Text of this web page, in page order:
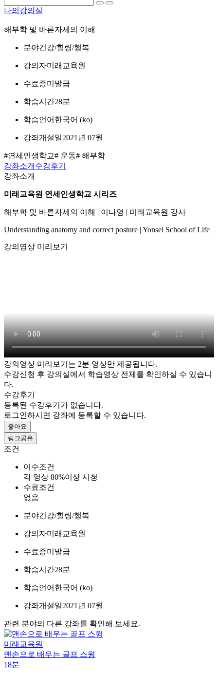
나의강의실
해부학 및 바른자세의 이해
분야건강/힐링/행복
강의자미래교육원
수료증미발급
학습시간28분
학습언어 한국어 ‎(ko)‎
강좌개설일2021년 07월
#연세인생학교# 운동# 해부학
강좌소개 수강후기
강좌소개
미래교육원 연세인생학교 시리즈
해부학 및 바른자세의 이해 | 이나영 | 미래교육원 강사
Understanding anatomy and correct posture | Yonsei School of Life
강의영상 미리보기
강의영상 미리보기는 2분 영상만 제공됩니다.
수강신청 후 강의실에서 학습영상 전체를 확인하실 수 있습니
다.
수강후기
등록된 수강후기가 없습니다.
로그인하시면 강좌에 등록할 수 있습니다.
좋아요
링크공유
조건
이수조건
각 영상 80%이상 시청
수료조건
없음
분야건강/힐링/행복
강의자미래교육원
수료증미발급
학습시간28분
학습언어 한국어 ‎(ko)‎
강좌개설일2021년 07월
관련 분야의 다른 강좌를 확인해 보세요.
미래교육원
맨손으로 배우는 골프 스윙
18분